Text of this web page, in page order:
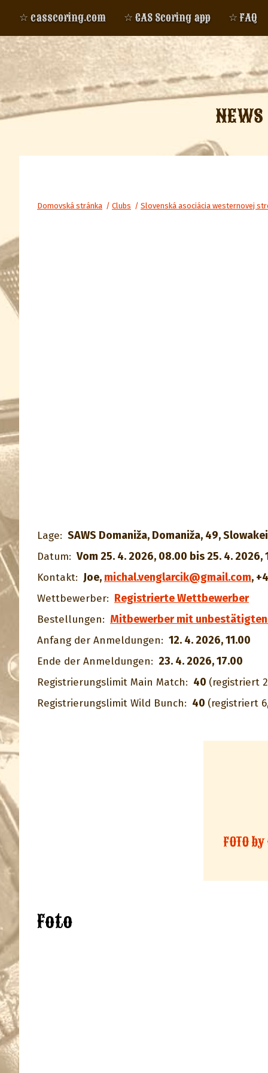
☆ casscoring.com ☆ CAS Scoring app ☆ FAQ
NEWS
Domovská stránka / Clubs / Slovenská asociácia westernovej
Lage: SAWS Domaniža, Domaniža, 49,
Datum: Vom 25. 4. 2026, 08.00 bis 25. 4. 2026,
Kontakt: Joe, michal.venglarcik@gmail.com,
Wettbewerber: Registrierte Wettbewerber
Bestellungen: Mitbewerber mit unbestätigten
Anfang der Anmeldungen: 12. 4. 2026, 11.00
Ende der Anmeldungen: 23. 4. 2026, 17.00
Registrierungslimit Main Match: 40 (registriert
Registrierungslimit Wild Bunch: 40 (registriert
FOTO by
Foto